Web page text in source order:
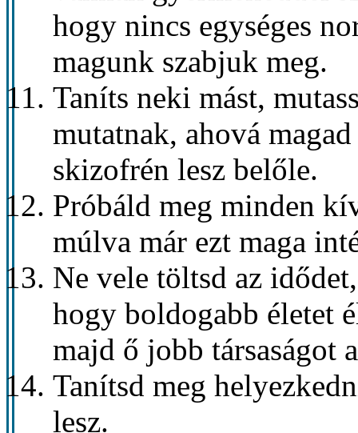
hogy nincs egységes
magunk szabjuk meg.
Taníts neki mást,
mutatnak, ahová
skizofrén lesz belőle.
Próbáld meg minden
múlva már ezt maga
Ne vele töltsd az
hogy boldogabb életet
majd ő jobb társaságot
Tanítsd meg
lesz.